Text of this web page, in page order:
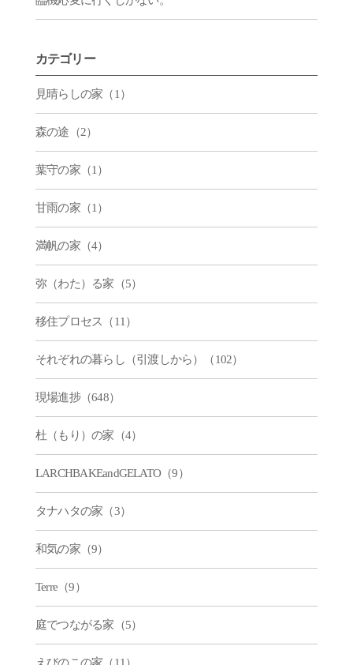
カテゴリー
見晴らしの家（1）
森の途（2）
葉守の家（1）
甘雨の家（1）
満帆の家（4）
弥（わた）る家（5）
移住プロセス（11）
それぞれの暮らし（引渡しから）（102）
現場進捗（648）
杜（もり）の家（4）
LARCHBAKEandGELATO（9）
タナハタの家（3）
和気の家（9）
Terre（9）
庭でつながる家（5）
えびのこの家（11）